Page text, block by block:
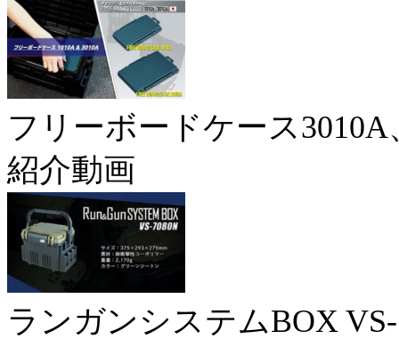
フリーボードケース3010A
紹介動画
ランガンシステムBOX